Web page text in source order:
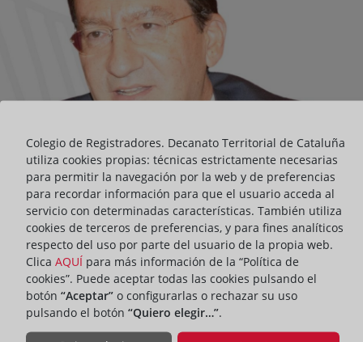
ACTUALIDAD DEL DECANATO
Colegio de Registradores. Decanato Territorial de Cataluña
utiliza cookies propias: técnicas estrictamente necesarias
para permitir la navegación por la web y de preferencias
para recordar información para que el usuario acceda al
servicio con determinadas características. También utiliza
cookies de terceros de preferencias, y para fines analíticos
respecto del uso por parte del usuario de la propia web.
Clica AQUÍ para más información de la “Política de
cookies”. Puede aceptar todas las cookies pulsando el
botón “Aceptar” o configurarlas o rechazar su uso
pulsando el botón “Quiero elegir…”.